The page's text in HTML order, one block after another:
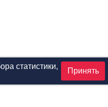
статистики,
Принять